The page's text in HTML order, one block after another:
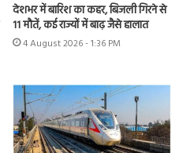
देशभर में बारिश का कहर, बिजली गिरने से
11 मौतें, कई राज्यों में बाढ़ जैसे हालात
4 August 2026 - 1:36 PM